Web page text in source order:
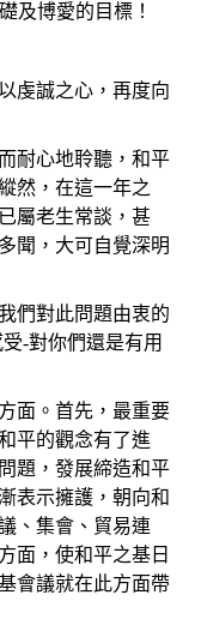
及博愛的目標！
虔誠之心，再度向
耐心地聆聽，和平
然，在這一年之
屬老生常談，甚
聞，大可自覺深明
們對此問題由衷的
-對你們還是有用
面。首先，最重要
平的觀念有了進
題，發展締造和平
表示擁護，朝向和
、集會、貿易連
面，使和平之基日
會議就在此方面帶